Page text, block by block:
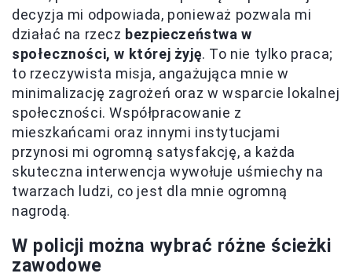
decyzja mi odpowiada, ponieważ pozwala mi
działać na rzecz bezpieczeństwa w
społeczności, w której żyję. To nie tylko praca;
to rzeczywista misja, angażująca mnie w
minimalizację zagrożeń oraz w wsparcie lokalnej
społeczności. Współpracowanie z
mieszkańcami oraz innymi instytucjami
przynosi mi ogromną satysfakcję, a każda
skuteczna interwencja wywołuje uśmiechy na
twarzach ludzi, co jest dla mnie ogromną
nagrodą.
W policji można wybrać różne ścieżki
zawodowe